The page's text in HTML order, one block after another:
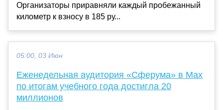
Организаторы приравняли каждый пробежанный
километр к взносу в 185 ру...
05:00, 03 Июн
Еженедельная аудитория «Сферума» в Mах
по итогам учебного года достигла 20
миллионов